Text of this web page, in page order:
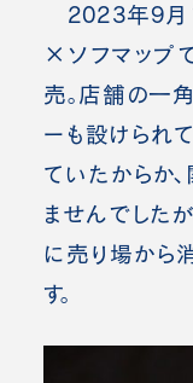
2023年9月
×ソフマップ
売。 店舗の一
ーも設けられ
ていたからか
ませんでした
に売り場から
す。